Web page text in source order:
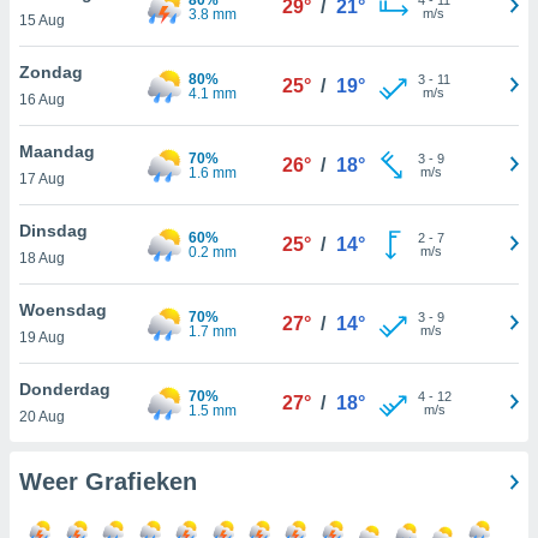
zien. U
en kunt
op elk
te klikken
onder
van
dat geval
die
15 Aug
3.8 mm
29° / 21°
m/s
Zondag
16 Aug
80%
4.1 mm
25° / 19° 3- 11
m/s
Maandag
17 Aug
70%
1.6 mm
26° / 18° 3- 9
m/s
Dinsdag
18 Aug
60%
0.2 mm
25° / 14° 2- 7
m/s
Woensdag
19 Aug
70%
1.7 mm
27° / 14° 3- 9
m/s
Donderdag
20 Aug
70%
1.5 mm
27° / 18° 4- 12
m/s
Weer Grafieken